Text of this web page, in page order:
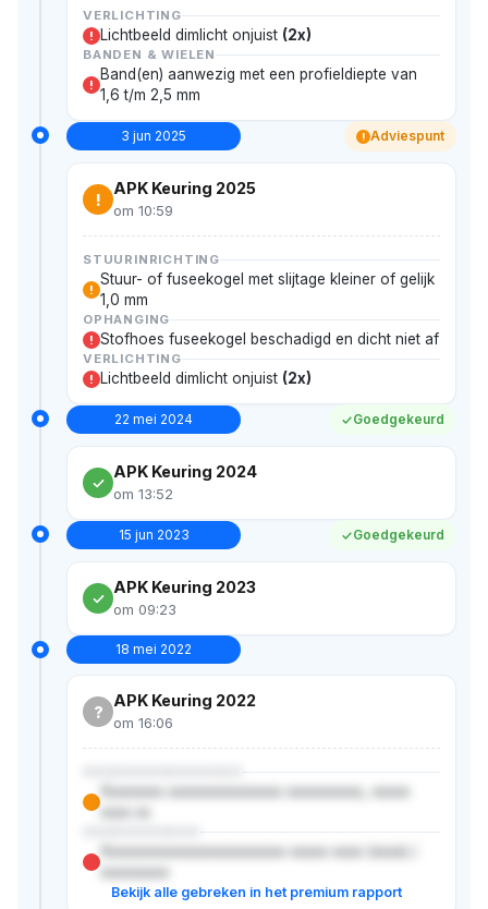
VERLICHTING
! Lichtbeeld dimlicht onjuist (2x)
BANDEN & WIELEN
!
Band(en) aanwezig met een profieldiepte van
1,6 t/m 2,5 mm
3 jun 2025 ! Adviespunt
!
APK Keuring 2025
om 10:59
STUURINRICHTING
!
Stuur- of fuseekogel met slijtage kleiner of gelijk
1,0 mm
OPHANGING
! Stofhoes fuseekogel beschadigd en dicht niet af
VERLICHTING
! Lichtbeeld dimlicht onjuist (2x)
22 mei 2024 Goedgekeurd
APK Keuring 2024
om 13:52
15 jun 2023 Goedgekeurd
APK Keuring 2023
om 09:23
18 mei 2022
?
APK Keuring 2022
om 16:06
XXXXXXXXXXXXXXX
Xxxxxxxx xxxxxxxxxxxxxxx xxxxxxxxxx, xxxxx
Xxxxxxxxxxxxxxxxxxxxxxxx xxxxx xxxx (xxxx) /
Bekijk alle gebreken in het premium rapport